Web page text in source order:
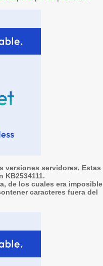
versiones servidores. Estas
KB2534111.
de los cuales era imposible
caracteres fuera del